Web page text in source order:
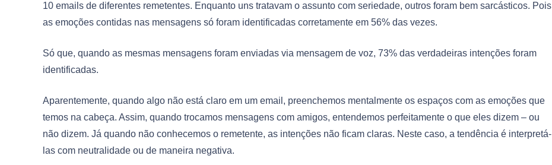
10 emails de diferentes remetentes. Enquanto uns tratavam o assunto com seriedade, outros foram bem sarcásticos. Pois
as emoções contidas nas mensagens só foram identificadas corretamente em 56% das vezes.
Só que, quando as mesmas mensagens foram enviadas via mensagem de voz, 73% das verdadeiras intenções foram
identificadas.
Aparentemente, quando algo não está claro em um email, preenchemos mentalmente os espaços com as emoções que
temos na cabeça. Assim, quando trocamos mensagens com amigos, entendemos perfeitamente o que eles dizem – ou
não dizem. Já quando não conhecemos o remetente, as intenções não ficam claras. Neste caso, a tendência é interpretá-
las com neutralidade ou de maneira negativa.